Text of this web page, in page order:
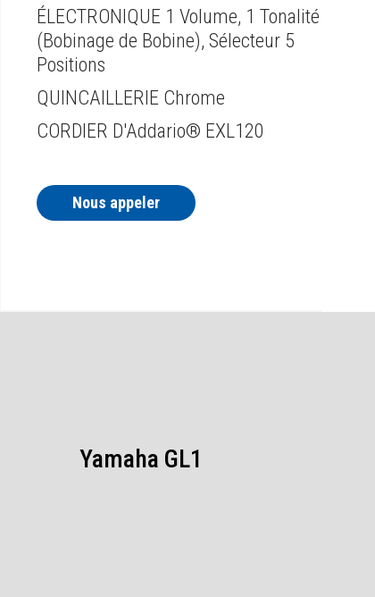
ÉLECTRONIQUE 1 Volume, 1 Tonalité
(Bobinage de Bobine), Sélecteur 5
Positions
QUINCAILLERIE Chrome
CORDIER D'Addario® EXL120
Nous appeler
Yamaha GL1